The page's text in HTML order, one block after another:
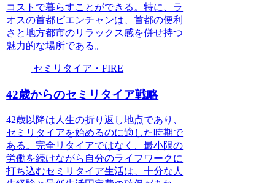
コストで暮らすことができる。特に、ラ
オスの首都ビエンチャンは、首都の便利
さと地方都市のリラックス感を併せ持つ
魅力的な場所である。
セミリタイア・FIRE
42歳からのセミリタイア戦略
42歳以降は人生の折り返し地点であり、
セミリタイアを始めるのに適した時期で
ある。完全リタイアではなく、最小限の
労働を続けながら自分のライフワークに
打ち込むセミリタイア生活は、十分な人